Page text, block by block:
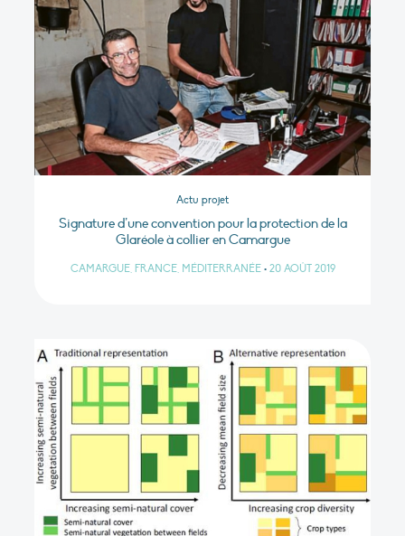
Actu projet
Signature d’une convention pour la protection de la
Glaréole à collier en Camargue
CAMARGUE, FRANCE, MÉDITERRANÉE • 20 AOÛT 2019